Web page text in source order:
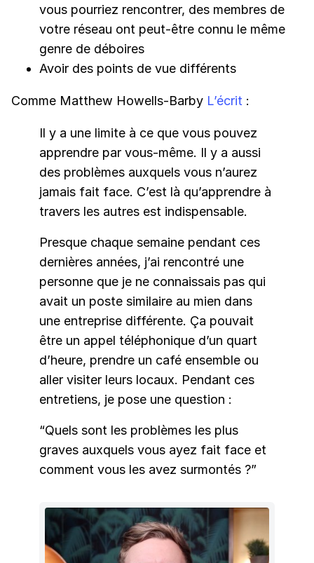
vous pourriez rencontrer, des membres de
votre réseau ont peut-être connu le même
genre de déboires
Avoir des points de vue différents
Comme Matthew Howells-Barby L’écrit :
Il y a une limite à ce que vous pouvez
apprendre par vous-même. Il y a aussi
des problèmes auxquels vous n’aurez
jamais fait face. C’est là qu’apprendre à
travers les autres est indispensable.
Presque chaque semaine pendant ces
dernières années, j’ai rencontré une
personne que je ne connaissais pas qui
avait un poste similaire au mien dans
une entreprise différente. Ça pouvait
être un appel téléphonique d’un quart
d’heure, prendre un café ensemble ou
aller visiter leurs locaux. Pendant ces
entretiens, je pose une question :
“Quels sont les problèmes les plus
graves auxquels vous ayez fait face et
comment vous les avez surmontés ?”